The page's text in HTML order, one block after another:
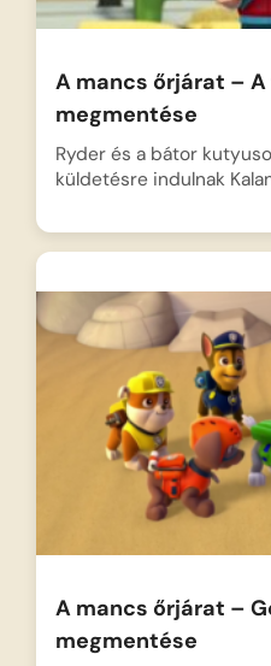
A mancs őrjárat –
megmentése
Ryder és a bátor
küldetésre indulnak
A mancs őrjárat –
megmentése